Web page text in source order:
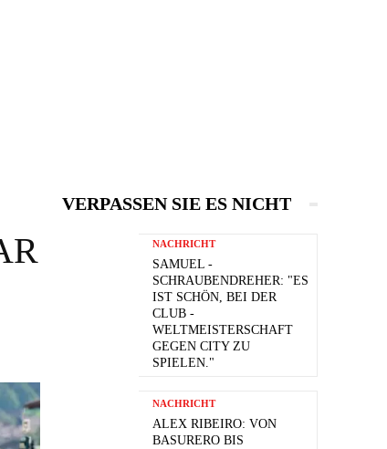
VERPASSEN SIE ES NICHT
NACHRICHT
SAMUEL -
SCHRAUBENDREHER: "ES
IST SCHÖN, BEI DER
CLUB -
WELTMEISTERSCHAFT
GEGEN CITY ZU
SPIELEN."
NACHRICHT
ALEX RIBEIRO: VON
BASURERO BIS